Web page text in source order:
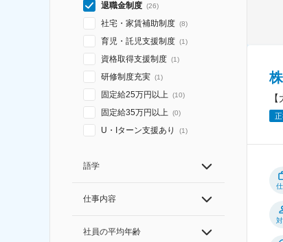
退職金制度 (26)
社宅・家賃補助制度 (8)
育児・託児支援制度 (1)
資格取得支援制度 (1)
研修制度充実 (1)
固定給25万円以上 (10)
固定給35万円以上 (0)
U・Iターン支援あり (1)
語学
仕事内容
社員の平均年齢